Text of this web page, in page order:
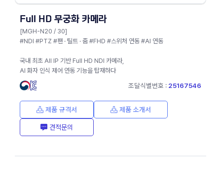
Full HD 무궁화 카메라
[MGH-N20 / 30]
#NDI #PTZ #팬 · 틸트 · 줌 #FHD #스위처 연동 #AI 연동
국내 최초 All IP 기반 Full HD NDI 카메라,
AI 화자 인식 제어 연동 기능을 탑재하다
조달식별번호 : 25167546
제품 규격서 제품 소개서
견적문의